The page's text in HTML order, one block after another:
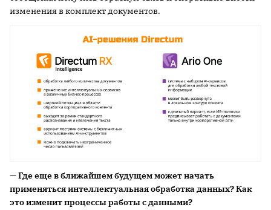
изменения в комплект документов.
— Где еще в ближайшем будущем может начать
применяться интеллектуальная обработка данных? Как
это изменит процессы работы с данными?